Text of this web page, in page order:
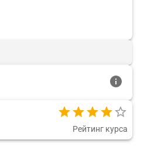
Рейтинг курса